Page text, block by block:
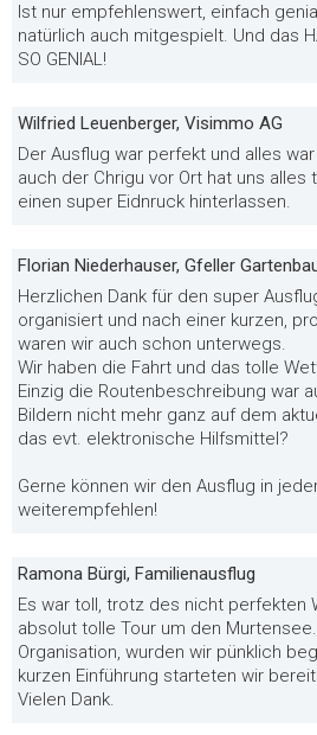
Ist nur empfehlenswert, einfach
natürlich auch mitgespielt. Und das
SO GENIAL!
Wilfried Leuenberger, Visimmo AG
Der Ausflug war perfekt und alles
auch der Chrigu vor Ort hat uns alles
einen super Eidnruck hinterlassen.
Florian Niederhauser, Gfeller
Herzlichen Dank für den super
organisiert und nach einer kurzen,
waren wir auch schon unterwegs.
Wir haben die Fahrt und das tolle
Einzig die Routenbeschreibung war
Bildern nicht mehr ganz auf dem
das evt. elektronische Hilfsmittel?
Gerne können wir den Ausflug in
weiterempfehlen!
Ramona Bürgi, Familienausflug
Es war toll, trotz des nicht perfekten
absolut tolle Tour um den
Organisation, wurden wir pünklich
kurzen Einführung starteten wir
Vielen Dank.